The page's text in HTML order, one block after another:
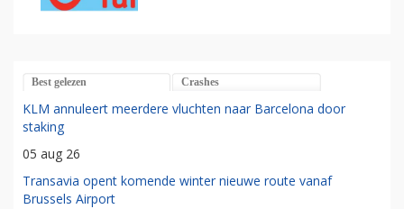
Best gelezen Crashes
KLM annuleert meerdere vluchten naar Barcelona door
staking
05 aug 26
Transavia opent komende winter nieuwe route vanaf
Brussels Airport